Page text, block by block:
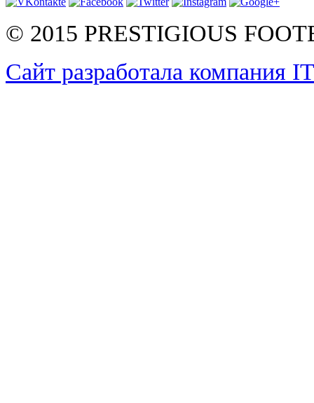
© 2015 PRESTIGIOUS
Сайт разработала компания